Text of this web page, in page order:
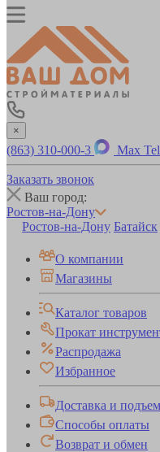
×
(863) 310-000-3 Max
Заказать звонок
Ваш город:
Ростов-на-Дону
Ростов-на-Дону Батайск
О компании
Магазины
Каталог товаров
Прокат
Распродажа
Избранное
Доставка и подъем
Способы оплаты
Возврат и обмен